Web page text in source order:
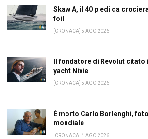
Skaw A, il 40 piedi da
foil
[CRONACA] 5 AGO 2026
Il fondatore di Revolut
yacht Nixie
[CRONACA] 5 AGO 2026
È morto Carlo Borlenghi,
mondiale
[CRONACA] 4 AGO 2026